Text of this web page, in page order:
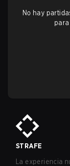
No hay
STRAFE
La experiencia